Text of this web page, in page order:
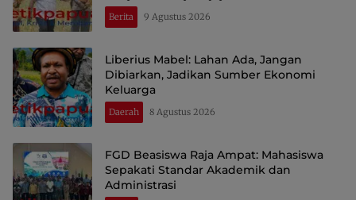
Berita 9 Agustus 2026
Liberius Mabel: Lahan Ada, Jangan
Dibiarkan, Jadikan Sumber Ekonomi
Keluarga
Daerah 8 Agustus 2026
FGD Beasiswa Raja Ampat: Mahasiswa
Sepakati Standar Akademik dan
Administrasi